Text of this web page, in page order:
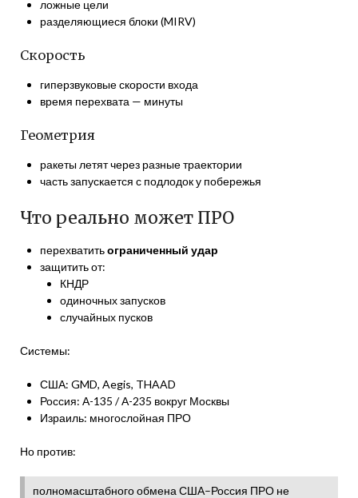
ложные цели
разделяющиеся блоки (MIRV)
Скорость
гиперзвуковые скорости входа
время перехвата — минуты
Геометрия
ракеты летят через разные траектории
часть запускается с подлодок у побережья
Что реально может ПРО
перехватитьограниченный удар
защитить от:
КНДР
одиночных запусков
случайных пусков
Системы:
США: GMD, Aegis, THAAD
Россия: А-135 / А-235 вокруг Москвы
Израиль: многослойная ПРО
Но против:
полномасштабного обмена США–Россия ПРО не